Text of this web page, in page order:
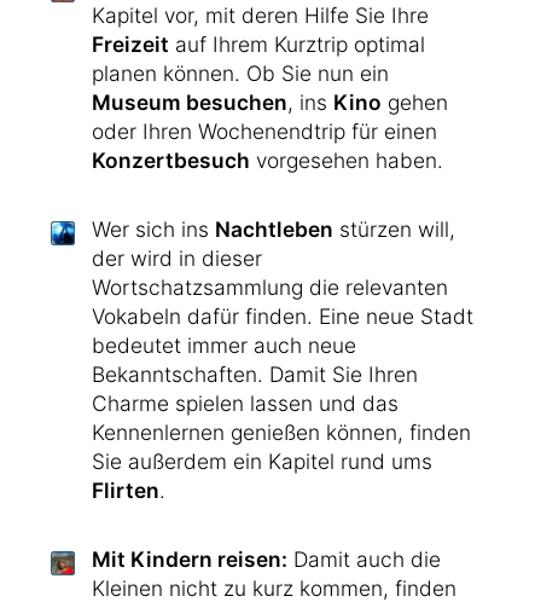
Kapitel vor, mit deren Hilfe Sie Ihre
Freizeit auf Ihrem Kurztrip optimal
planen können. Ob Sie nun ein
Museum besuchen, ins Kino gehen
oder Ihren Wochenendtrip für einen
Konzertbesuch vorgesehen haben.
Wer sich ins Nachtleben stürzen will,
der wird in dieser
Wortschatzsammlung die relevanten
Vokabeln dafür finden. Eine neue Stadt
bedeutet immer auch neue
Bekanntschaften. Damit Sie Ihren
Charme spielen lassen und das
Kennenlernen genießen können, finden
Sie außerdem ein Kapitel rund ums
Flirten.
Mit Kindern reisen: Damit auch die
Kleinen nicht zu kurz kommen, finden